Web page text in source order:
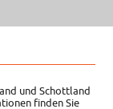
und Schottland
finden Sie